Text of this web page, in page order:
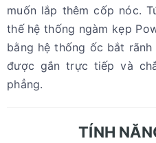
muốn lắp thêm cốp nóc.
thế hệ thống ngàm kẹp
bằng hệ thống ốc bắt
được gắn trực tiếp và
phẳng.
TÍNH